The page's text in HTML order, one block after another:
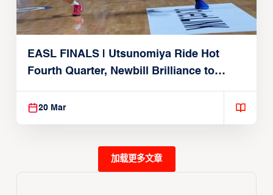
EASL FINALS | Utsunomiya Ride Hot
Fourth Quarter, Newbill Brilliance to
Reach EASL Championship Game
20 Mar
加载更多文章